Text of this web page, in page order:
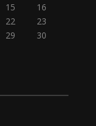
15
16
22
23
29
30